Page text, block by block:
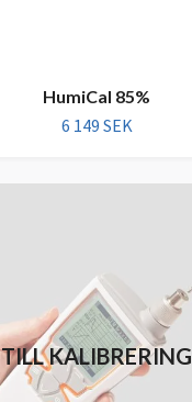
TILL KALIBRERING
HumiCal 85%
6 149 SEK